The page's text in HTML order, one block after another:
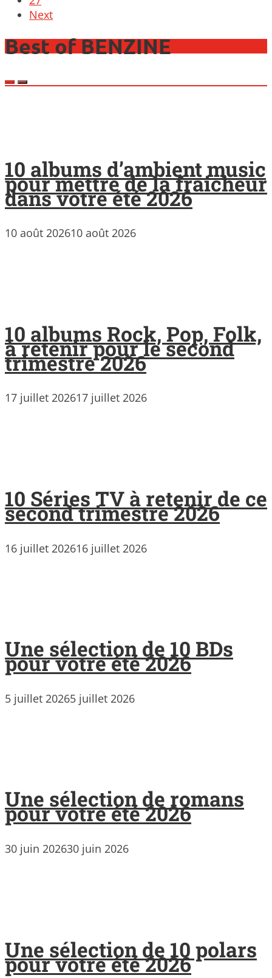
Next
Best of BENZINE
10 albums d’ambient music
pour mettre de la fraicheur
dans votre été 2026
10 août 202610 août 2026
10 albums Rock, Pop, Folk,
à retenir pour le second
trimestre 2026
17 juillet 202617 juillet 2026
10 Séries TV à retenir de ce
second trimestre 2026
16 juillet 202616 juillet 2026
Une sélection de 10 BDs
pour votre été 2026
5 juillet 20265 juillet 2026
Une sélection de romans
pour votre été 2026
30 juin 202630 juin 2026
Une sélection de 10 polars
pour votre été 2026